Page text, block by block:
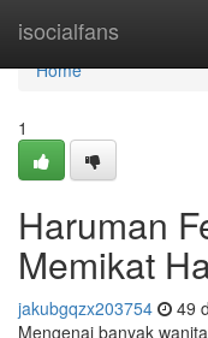
isocialfans
Home
Home
1
Haruman
Memikat
jakubgqzx203754 49
Mengenai banyak